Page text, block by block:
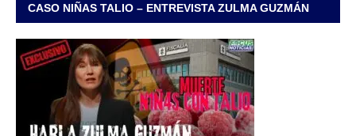
CASO NIÑAS TALIO – ENTREVISTA ZULMA GUZMÁN